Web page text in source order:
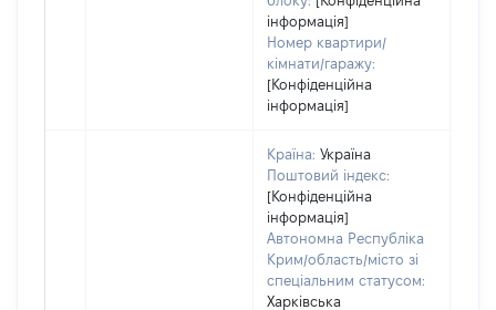
інформація]
Номер квартири/
кімнати/гаражу:
[Конфіденційна
інформація]
Країна: Україна
Поштовий індекс:
[Конфіденційна
інформація]
Автономна Республіка
Крим/область/місто зі
спеціальним статусом:
Харківська